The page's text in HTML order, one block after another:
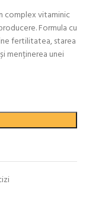
complex vitaminic
Formula cu
fertilitatea, starea
menținerea unei